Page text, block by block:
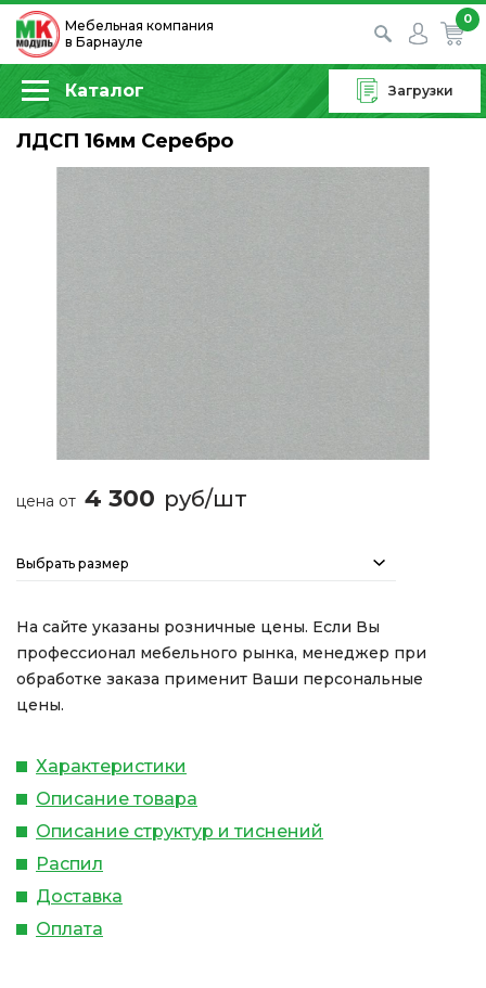
Мебельная компания
в Барнауле
0
Каталог Загрузки
ЛДСП 16мм Серебро
цена от 4 300 руб/шт
Выбрать размер
На сайте указаны розничные цены. Если Вы
профессионал мебельного рынка, менеджер при
обработке заказа применит Ваши персональные
цены.
Характеристики
Описание товара
Описание структур и тиснений
Распил
Доставка
Оплата